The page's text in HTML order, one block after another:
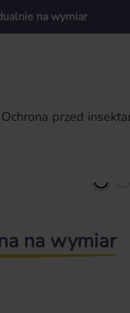
na wymiar
Ochrona przed
na wymiar